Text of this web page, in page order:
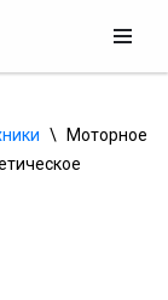
\
Моторное